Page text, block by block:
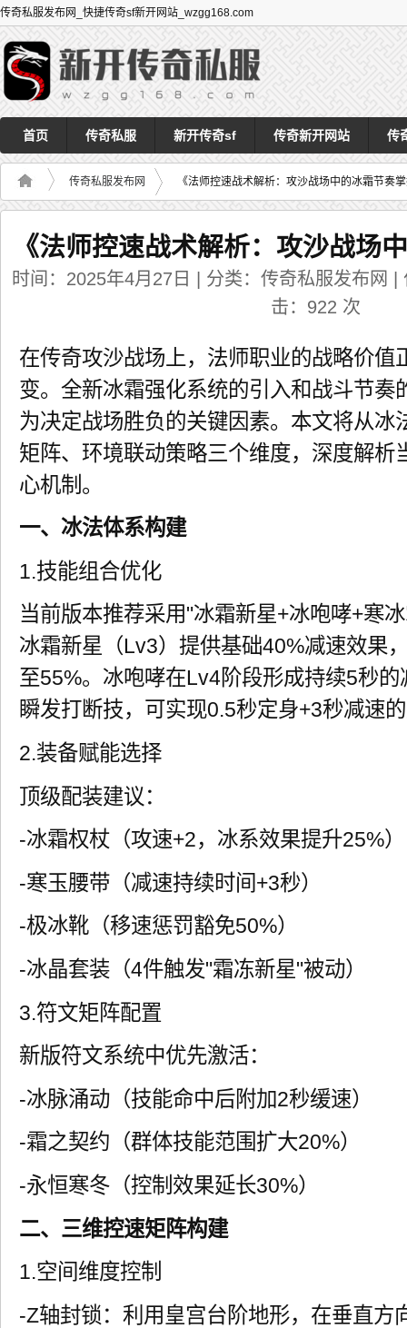
传奇私服发布网_快捷传奇sf新开网站_wzgg168.com
首页 传奇私服 新开传奇sf 传奇新开网站 传
传奇私服发布网 《法师控速战术解析：攻沙战场中的冰霜节奏
《法师控速战术解析：攻沙战场
时间：2025年4月27日 | 分类：传奇私服发布网
击： 922 次
在传奇攻沙战场上，法师职业的战略价值
变。全新冰霜强化系统的引入和战斗节奏
为决定战场胜负的关键因素。本文将从冰
矩阵、环境联动策略三个维度，深度解析
心机制。
一、冰法体系构建
1.技能组合优化
当前版本推荐采用"冰霜新星+冰咆哮+寒
冰霜新星（Lv3）提供基础40%减速效果
至55%。冰咆哮在Lv4阶段形成持续5秒
瞬发打断技，可实现0.5秒定身+3秒减速
2.装备赋能选择
顶级配装建议：
-冰霜权杖（攻速+2，冰系效果提升25%）
-寒玉腰带（减速持续时间+3秒）
-极冰靴（移速惩罚豁免50%）
-冰晶套装（4件触发"霜冻新星"被动）
3.符文矩阵配置
新版符文系统中优先激活：
-冰脉涌动（技能命中后附加2秒缓速）
-霜之契约（群体技能范围扩大20%）
-永恒寒冬（控制效果延长30%）
二、三维控速矩阵构建
1.空间维度控制
-Z轴封锁：利用皇宫台阶地形，在垂直方